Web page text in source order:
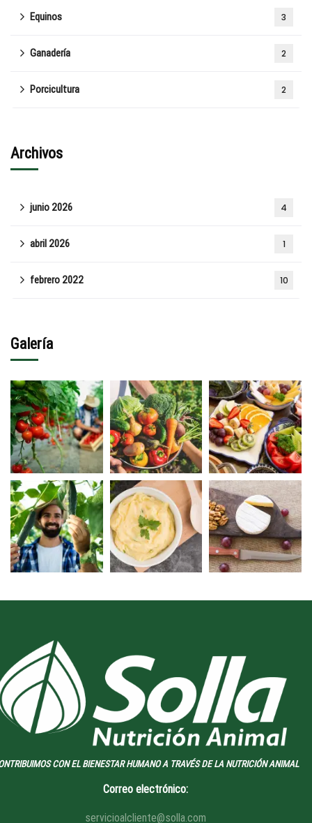
Equinos 3
Ganadería 2
Porcicultura 2
Archivos
junio 2026 4
abril 2026 1
febrero 2022 10
Galería
CON EL BIENESTAR HUMANO A TRAVÉS DE LA NUTRICIÓN ANIMAL
Correo electrónico:
servicioalcliente@solla.com